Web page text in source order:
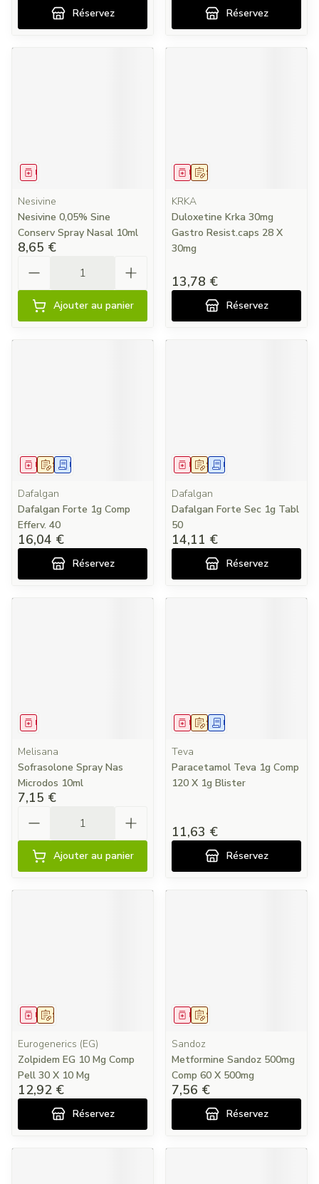
Réservez Réservez
Médicament
Nesivine
Nesivine 0,05% Sine
Conserv Spray Nasal 10ml
8,65 €
Ajouter au panier
Sur prescription
Médicament
KRKA
Duloxetine Krka 30mg
Gastro Resist.caps 28 X
30mg
13,78 €
Réservez
Sur prescription
MédicamentDemande écrite
Dafalgan
Dafalgan Forte 1g Comp
Efferv. 40
16,04 €
Réservez
Sur prescription
MédicamentDemande écrite
Dafalgan
Dafalgan Forte Sec 1g Tabl
50
14,11 €
Réservez
Médicament
Melisana
Sofrasolone Spray Nas
Microdos 10ml
7,15 €
Ajouter au panier
Sur prescription
MédicamentDemande écrite
Teva
Paracetamol Teva 1g Comp
120 X 1g Blister
11,63 €
Réservez
Sur prescription
Médicament
Eurogenerics (EG)
Zolpidem EG 10 Mg Comp
Pell 30 X 10 Mg
12,92 €
Réservez
Sur prescription
Médicament
Sandoz
Metformine Sandoz 500mg
Comp 60 X 500mg
7,56 €
Réservez